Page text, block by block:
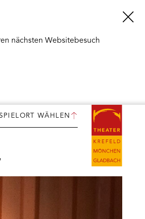
SPIELORT WÄHLEN
nächsten Websitebesuch